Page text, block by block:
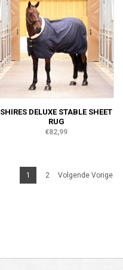
SHIRES DELUXE STABLE SHEET
RUG
€82,99
1 2 Volgende Vorige